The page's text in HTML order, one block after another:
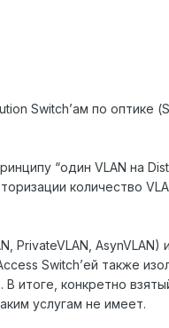
Switch’ам по оптике
“один VLAN на
количество
PrivateVLAN,
Switch’ей также
итоге, конкретно
услугам не имеет.